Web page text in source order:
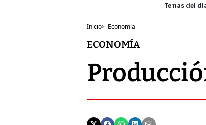
Inicio> Economía
ECONOMÍA